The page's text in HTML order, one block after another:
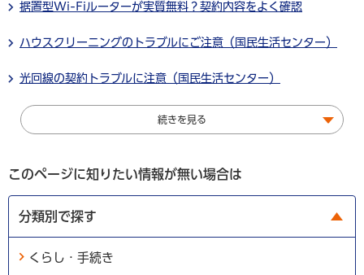
据置型Wi-Fiルーターが実質無料？契約内容をよく確認
ハウスクリーニングのトラブルにご注意（国民生活センター）
光回線の契約トラブルに注意（国民生活センター）
続きを見る
このページに知りたい情報が無い場合は
分類別で探す
くらし・手続き